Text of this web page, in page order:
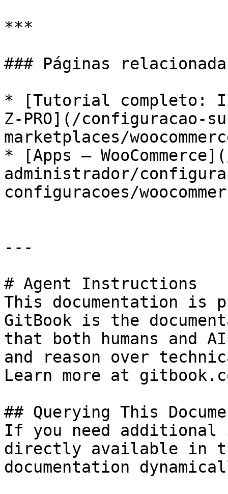
***
### Páginas
* [Tutorial completo:
Z-PRO](/configuracao-
marketplaces/
* [Apps —
administrador/
configuracoes/
---
# Agent Instructions
This documentation is
GitBook is the
that both humans and
and reason over
Learn more at
## Querying This
If you need
directly available in
documentation